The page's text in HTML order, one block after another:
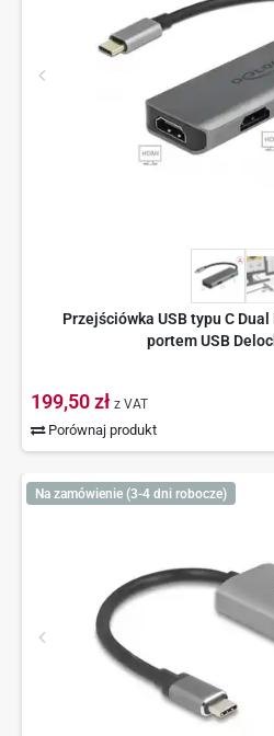
Przejściówka USB typu C
portem USB
199,50 zł z VAT
Porównaj produkt
Na zamówienie (3-4 dni robocze)